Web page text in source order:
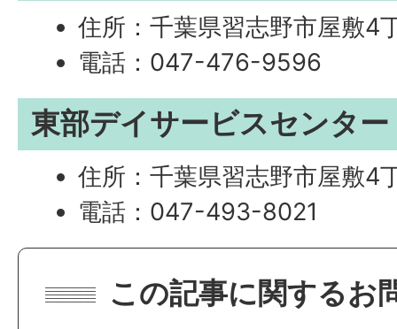
住所：千葉県習志野市屋敷4
電話：047-476-9596
東部デイサービスセンター
住所：千葉県習志野市屋敷4
電話：047-493-8021
この記事に関するお